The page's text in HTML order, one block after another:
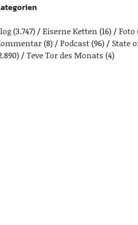
(3.747) Eiserne Ketten (16) Foto
(8) Podcast(96)
State
Teve Tor des Monats (4)